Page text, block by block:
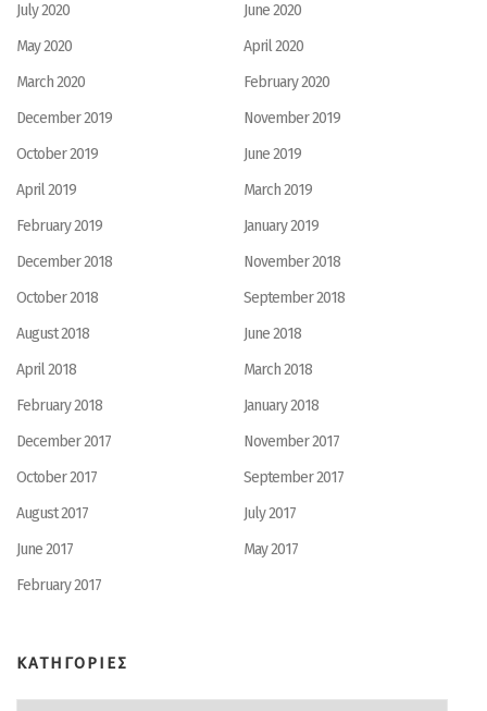
July 2020
June 2020
May 2020
April 2020
March 2020
February 2020
December 2019
November 2019
October 2019
June 2019
April 2019
March 2019
February 2019
January 2019
December 2018
November 2018
October 2018
September 2018
August 2018
June 2018
April 2018
March 2018
February 2018
January 2018
December 2017
November 2017
October 2017
September 2017
August 2017
July 2017
June 2017
May 2017
February 2017
ΚΑΤΗΓΟΡΙΕΣ